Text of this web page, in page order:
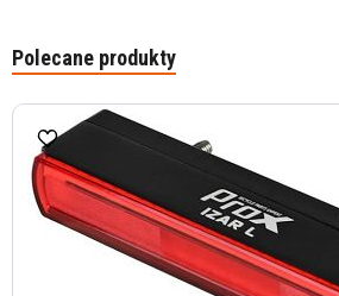
Polecane produkty